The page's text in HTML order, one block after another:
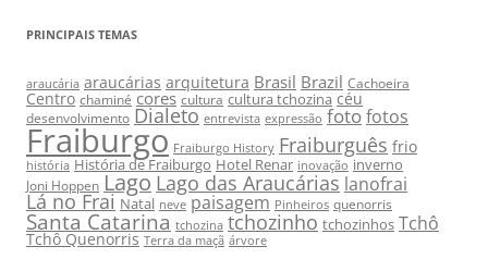
PRINCIPAIS TEMAS
araucária araucárias arquitetura Brasil Brazil Cachoeira
Centro chaminé cores cultura cultura tchozina céu
desenvolvimento Dialeto entrevista expressão fotofotos
Fraiburgo Fraiburgo History Fraiburguês frio
história História de Fraiburgo Hotel Renar inovação inverno
Joni Hoppen Lago Lago das Araucárias lanofrai
Lá no Frai Natal neve paisagem Pinheiros quenorris
Santa Catarina tchozina tchozinho tchozinhos Tchô
Tchô Quenorris Terra da maçã árvore